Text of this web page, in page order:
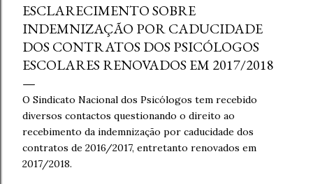
ESCLARECIMENTO SOBRE
INDEMNIZAÇÃO POR CADUCIDADE
DOS CONTRATOS DOS PSICÓLOGOS
ESCOLARES RENOVADOS EM 2017/2018
O Sindicato Nacional dos Psicólogos tem recebido
diversos contactos questionando o direito ao
recebimento da indemnização por caducidade dos
contratos de 2016/2017, entretanto renovados em
2017/2018.